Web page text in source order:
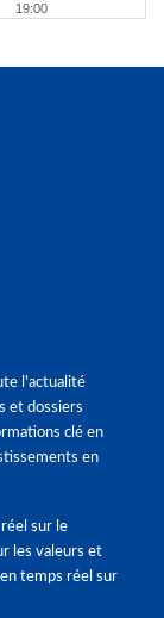
19:00
l'actualité
et dossiers
clé en
en
sur le
les valeurs et
temps réel sur